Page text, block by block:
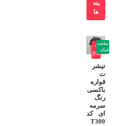
ینه
ها
-4
0%
تیشر
ت
قواره
باکسی
رنگ
سرمه
ای کد
T300
ساخت
ایران